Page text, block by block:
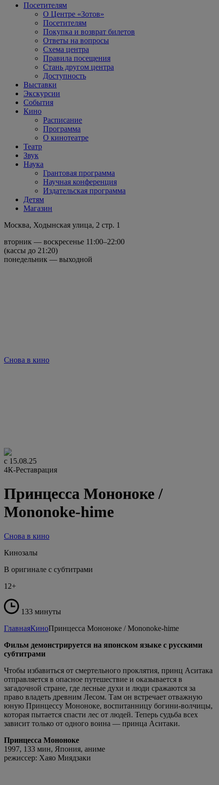
Посетителям
О Центре «Зотов»
Посетителям
Покупка и возврат билетов
Ответы на вопросы
Схема центра
Правила посещения
Стань другом центра
Доступность
Выставки
Экскурсии
События
Кино
Расписание
Программа
О кинотеатре
Театр
Звук
Наука
Грантовая программа
Научная конференция
Издательская программа
Детям
Магазин
Москва, Ходынская улица, 2 стр. 1
вторник — воскресенье 11:00–22:00
(кассы до 21:20)
понедельник — выходной
Снова в кино
с 15.08.25
4К-Реставрация
Принцесса Мононоке /
Mononoke-hime
Снова в кино
Кинозалы
В оригинале с субтитрами
12+
133 минуты
ГлавнаяКиноПринцесса Мононоке / Mononoke-hime
Фильм демонстрируется на японском языке с русскими
субтитрами
Чтобы избавиться от смертельного проклятия, принц Аситака
отправляется в опасное путешествие и оказывается в
загадочной стране, где лесные духи и люди сражаются за
право владеть древним Лесом. Там он встречает отважную
юную Принцессу Мононоке, воспитанницу богини-волчицы,
которая пытается спасти лес от людей. Теперь судьба всех
зависит только от одного воина — принца Аситаки.
Принцесса Мононоке
1997, 133 мин, Япония, аниме
режиссер: Хаяо Миядзаки